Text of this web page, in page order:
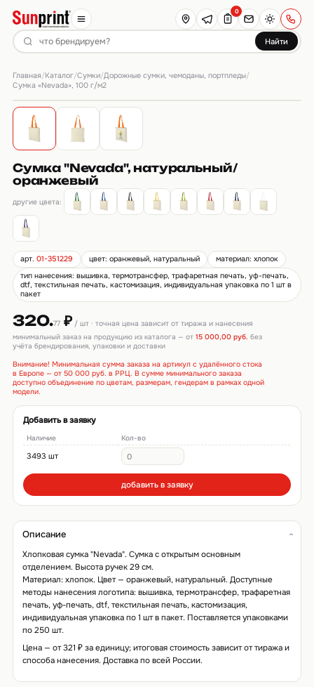
Найти
0
Главная/Каталог/Сумки/Дорожные сумки, чемоданы, портпледы/
Сумка «Nevada», 100 г/м2
Сумка "Nevada", натуральный/
оранжевый
другие цвета:
арт.01-351229 цвет: оранжевый, натуральный
материал: хлопок
тип нанесения: вышивка, термотрансфер, трафаретная печать, уф-печать,
dtf, текстильная печать, кастомизация, индивидуальная упаковка по 1 шт в
пакет
320.77₽/ шт · точная цена зависит от тиража и нанесения
минимальный заказ на продукцию из каталога — от 15 000,00 руб. без
учёта брендирования, упаковки и доставки
Внимание! Минимальная сумма заказа на артикул с удалённого стока
в Европе — от 50 000 руб. в РРЦ. В сумме минимального заказа
доступно объединение по цветам, размерам, гендерам в рамках одной
модели.
Добавить в заявку
Наличие Кол-во
3493 шт
добавить в заявку
Описание
Хлопковая сумка "Nevada". Сумка с открытым основным
отделением. Высота ручек 29 см.
Материал: хлопок. Цвет — оранжевый, натуральный. Доступные
методы нанесения логотипа: вышивка, термотрансфер, трафаретная
печать, уф-печать, dtf, текстильная печать, кастомизация,
индивидуальная упаковка по 1 шт в пакет. Поставляется упаковками
по 250 шт.
Цена — от 321 ₽ за единицу; итоговая стоимость зависит от тиража и
способа нанесения. Доставка по всей России.